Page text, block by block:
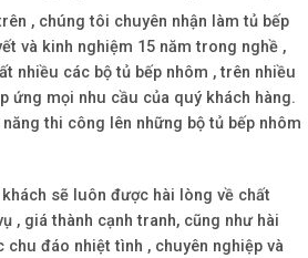
, chúng tôi chuyên nhận làm tủ bếp
và kinh nghiệm 15 năm trong nghề ,
nhiều các bộ tủ bếp nhôm , trên nhiều
ứng mọi nhu cầu của quý khách hàng.
thi công lên những bộ tủ bếp nhôm
sẽ luôn được hài lòng về chất
, giá thành cạnh tranh, cũng như hài
chu đáo nhiệt tình , chuyên nghiệp và